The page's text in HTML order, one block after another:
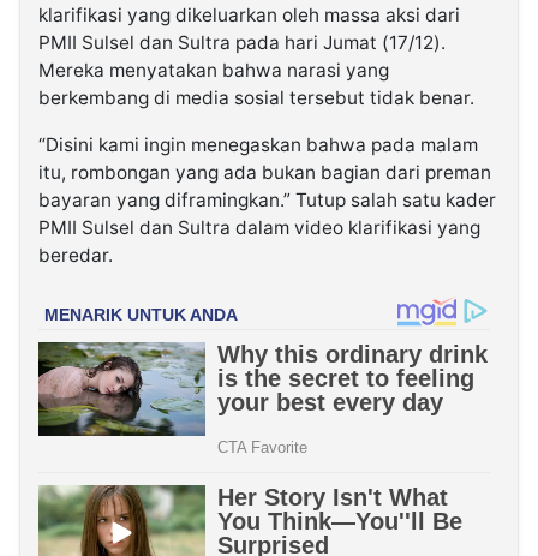
klarifikasi yang dikeluarkan oleh massa aksi dari
PMII Sulsel dan Sultra pada hari Jumat (17/12).
Mereka menyatakan bahwa narasi yang
berkembang di media sosial tersebut tidak benar.
“Disini kami ingin menegaskan bahwa pada malam
itu, rombongan yang ada bukan bagian dari preman
bayaran yang diframingkan.” Tutup salah satu kader
PMII Sulsel dan Sultra dalam video klarifikasi yang
beredar.